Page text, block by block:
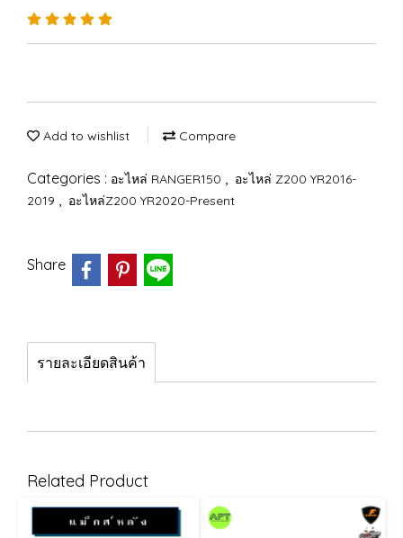
Add to wishlist Compare
Categories : อะไหล่ RANGER150 , อะไหล่ Z200 YR2016-
2019 , อะไหล่Z200 YR2020-Present
Share
รายละเอียดสินค้า
Related Product